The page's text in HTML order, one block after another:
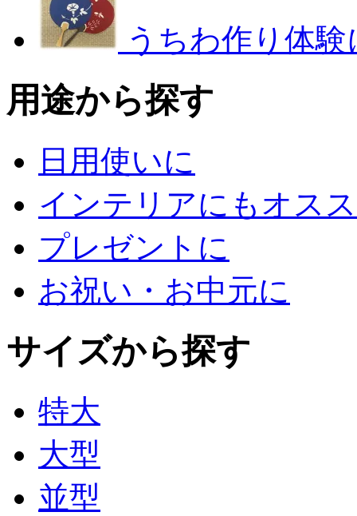
うちわ作り体
用途から探す
日用使いに
インテリアにもオス
プレゼントに
お祝い・お中元に
サイズから探す
特大
大型
並型